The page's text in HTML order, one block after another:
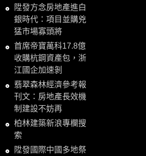
陞發方念房地產進白
銀時代：項目並購兇
猛市場寡頭將
首席帝寶萬科17.8億
收購杭鋼資產包，浙
江國企加速剝
翡翠森林經濟參考報
刊文：房地產長效機
制建設不妨再
柏林建築新浪專欄搜
索
陞發國際中國多地祭